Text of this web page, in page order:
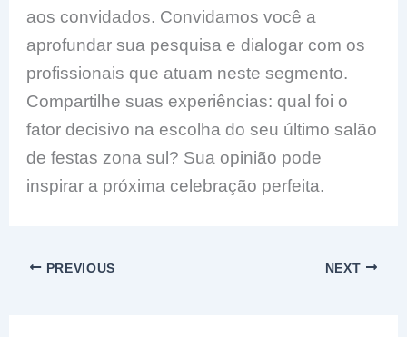
aos convidados. Convidamos você a
aprofundar sua pesquisa e dialogar com os
profissionais que atuam neste segmento.
Compartilhe suas experiências: qual foi o
fator decisivo na escolha do seu último salão
de festas zona sul? Sua opinião pode
inspirar a próxima celebração perfeita.
PREVIOUS NEXT